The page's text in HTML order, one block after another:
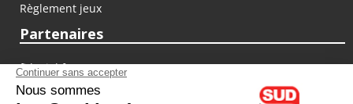
Règlement jeux
Partenaires
fiducial.fr
lyoncapitale.fr